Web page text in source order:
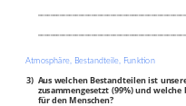
Atmosphäre, Bestandteile, Funktion
3) Aus welchen Bestandteilen ist
zusammengesetzt (99%) und
für den Menschen?